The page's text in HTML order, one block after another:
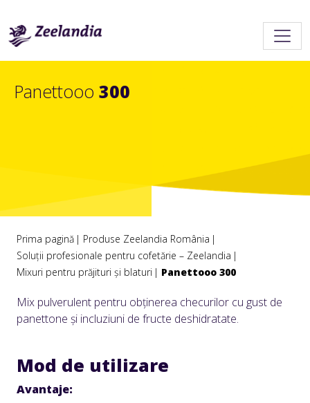
Panettooo 300
Prima pagină
Produse Zeelandia România
Soluții profesionale pentru cofetărie – Zeelandia
Mixuri pentru prăjituri și blaturi
Panettooo 300
Mix pulverulent pentru obținerea checurilor cu gust de
panettone și incluziuni de fructe deshidratate.
Mod de utilizare
Avantaje: